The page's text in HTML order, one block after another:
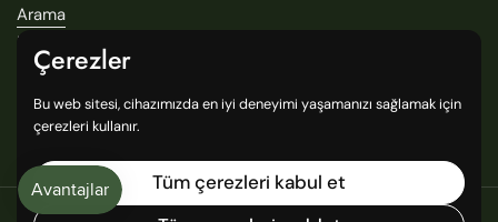
Arama
Hikayemiz
Teslimat
Mağazalarımız
General Terms and Conditions
Copyright © 2016
Çerezler
Bu web sitesi, cihazımızda en iyi deneyimi yaşamanızı sağlamak için
çerezleri kullanır.
Tüm çerezleri kabul et